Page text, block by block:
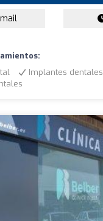
Implantes dentales